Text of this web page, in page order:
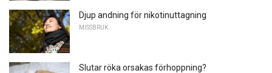
Djup andning för nikotinuttagning
MISSBRUK
Slutar röka orsakas förhoppning?